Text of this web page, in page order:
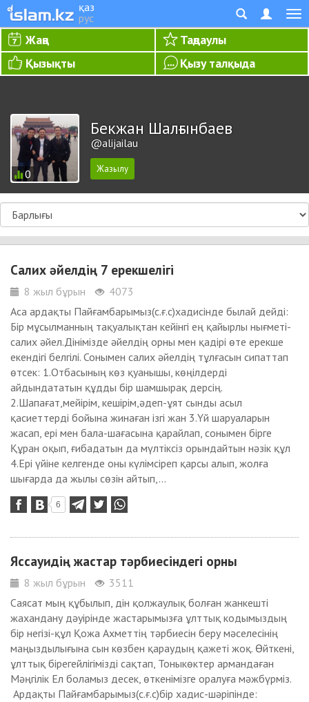
қаз
рус
Жаңа
Таңдаулы
Қызықты
Қызу талқыда
0
Бекжан Шалғынбаев
@alijailau
Салих әйелдің 7 ерекшелігі
8 жыл бұрын
4073
Аса ардақты Пайғамбарымыз(с.ғ.с)хадисінде былай дейді:
Бір мұсылманның тақуалықтан кейінгі ең қайырлы нығметі-
салих әйел.Дінімізде әйелдің орны мен қадірі өте ерекше
екендігі белгілі. Сонымен салих әйелдің тұлғасын сипаттап
өтсек: 1.Отбасының көз қуанышы, көңілдерді
айдындататын құдды бір шамшырақ дерсің.
2.Шапағат,мейірім, кешірім,әдеп-ұят сынды асыл
қасиеттерді бойына жинаған ізгі жан 3.Үй шаруаларын
жасап, ері мен бала-шағасына қарайлап, сонымен бірге
Құран оқып, ғибадатын да мүлтіксіз орындайтын нәзік құл
4.Ері үйіне келгенде оны күлімсіреп қарсы алып, жолға
шығарда да жылы сөзін айтып,...
6
Яссауидің жастар тәрбиесіндегі орны
8 жыл бұрын
3511
Саясат мың құбылып, дін қолжаулық болған жанкешті
жахандану дәуірінде жастарымызға ұлттық кодымыздың
бір негізі-құл Қожа Ахметтің тәрбиесін беру мәселесінің
маңыздылығына сын көзбен қараудың қажеті жоқ. Өйткені,
ұлттық бірегейлігімізді сақтап, Тоныкөктер армандаған
Мәңгілік Ел боламыз десек, өткенімізге оралуға мәжбүрміз.
Ардақты Пайғамбарымыз(с.ғ.с)бір хадис-шәріпінде: